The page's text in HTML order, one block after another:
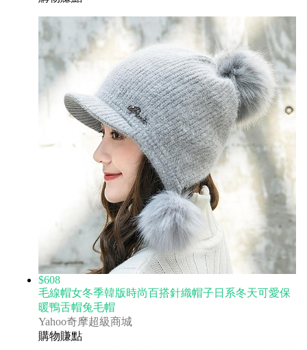
$608
毛線帽女冬季韓版時尚百搭針織帽子日系冬天可愛保
暖鴨舌帽兔毛帽
Yahoo奇摩超級商城
購物賺點